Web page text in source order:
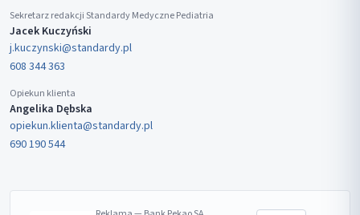
Sekretarz redakcji Standardy Medyczne Pediatria
Jacek Kuczyński
j.kuczynski@standardy.pl
608 344 363
Opiekun klienta
Angelika Dębska
opiekun.klienta@standardy.pl
690 190 544